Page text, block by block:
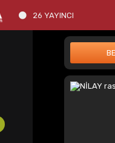
26 YAYINCI